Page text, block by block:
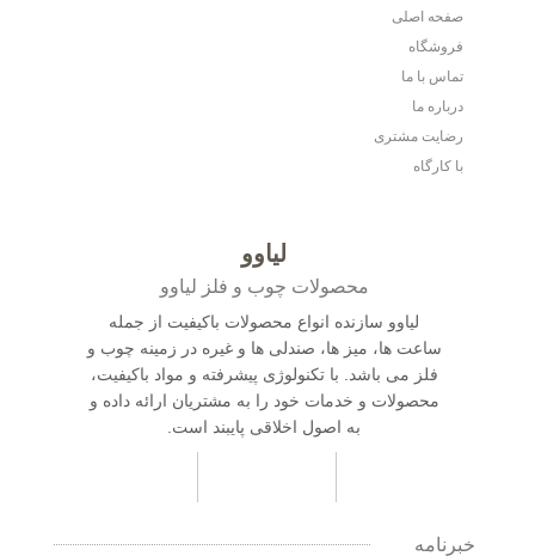
صفحه اصلی
فروشگاه
تماس با ما
درباره ما
رضایت مشتری
با کارگاه
لیاوو
محصولات چوب و فلز لیاوو
لیاوو سازنده انواع محصولات باکیفیت از جمله
ساعت ها، میز ها، صندلی ها و غیره در زمینه چوب و
فلز می باشد. با تکنولوژی پیشرفته و مواد باکیفیت،
محصولات و خدمات خود را به مشتریان ارائه داده و
به اصول اخلاقی پایبند است.
خبرنامه